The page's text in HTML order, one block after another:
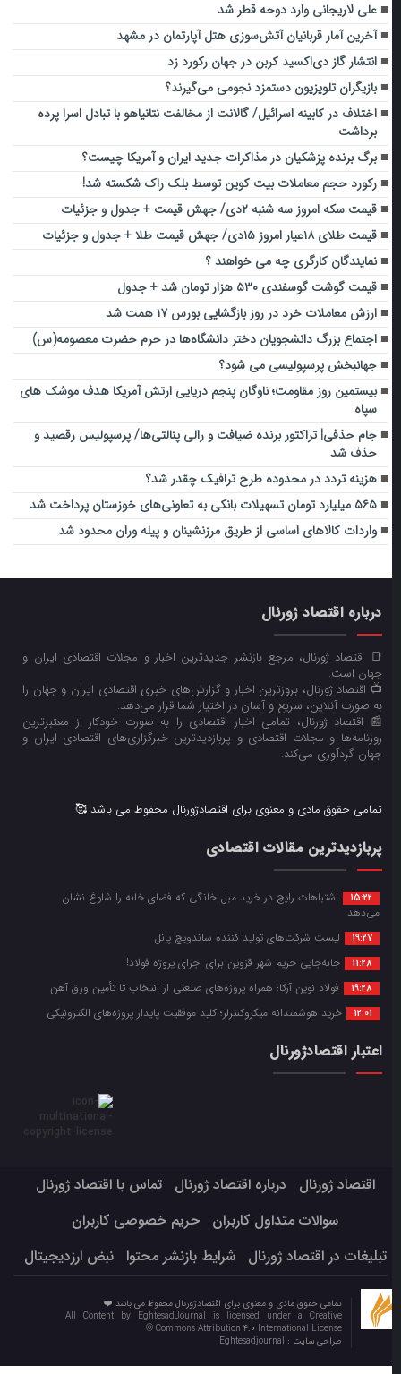
علی لاریجانی وارد دوحه قطر شد
آخرین آمار قربانیان آتش‌سوزی هتل آپارتمان در مشهد
انتشار گاز دی‌اکسید کربن در جهان رکورد زد
بازیگران تلویزیون دستمزد نجومی می‌گیرند؟
اختلاف در کابینه اسرائیل/ گالانت از مخالفت نتانیاهو با تبادل اسرا پرده
برداشت
برگ برنده پزشکیان در مذاکرات جدید ایران و آمریکا چیست؟
رکورد حجم معاملات بیت کوین توسط بلک راک شکسته شد!
قیمت سکه امروز سه شنبه ۲دی/ جهش قیمت + جدول و جزئیات
قیمت طلای ۱۸عیار امروز ۱۵دی/ جهش قیمت طلا + جدول و جزئیات
نمایندگان کارگری چه می خواهند ؟
قیمت گوشت گوسفندی ۵۳۰ هزار تومان شد + جدول
ارزش معاملات خرد در روز بازگشایی بورس ۱۷ همت شد
اجتماع بزرگ دانشجویان دختر دانشگاه‌ها در حرم حضرت معصومه(س)
جهانبخش پرسپولیسی می شود؟
بیستمین روز مقاومت؛ ناوگان پنجم دریایی ارتش آمریکا هدف موشک های
سپاه
جام حذفی| تراکتور برنده ضیافت و رالی پنالتی‌ها/ پرسپولیس رقصید و
حذف شد
هزینه تردد در محدوده طرح ترافیک چقدر شد؟
۵۶۵ میلیارد تومان تسهیلات بانکی به تعاونی‌های خوزستان پرداخت شد
واردات کالاهای اساسی از طریق مرزنشینان و پیله وران محدود شد
درباره اقتصاد ژورنال
📑 اقتصاد ژورنال، مرجع بازنشر جدیدترین اخبار و مجلات اقتصادی ایران و
جهان است.
📺 اقتصاد ژورنال، بروزترین اخبار و گزارش‌های خبری اقتصادی ایران و جهان را
به صورت آنلاین، سریع و آسان در اختیار شما قرار می‌‌دهد.
📰 اقتصاد ژورنال، تمامی اخبار اقتصادی را به صورت خودکار از معتبرترین
روزنامه‌ها و مجلات اقتصادی و پربازدیدترین خبرگزاری‌های اقتصادی ایران و
جهان گردآوری می‌کند.
تمامی حقوق مادی و معنوی برای اقتصادژورنال محفوظ می باشد 🥰
پربازدیدترین مقالات اقتصادی
15:22
اشتباهات رایج در خرید مبل خانگی که فضای خانه را شلوغ نشان
می‌دهد
19:27 لیست شرکت‌های تولید کننده ساندویچ پانل
11:28 جابه‌جایی حریم شهر قزوین برای اجرای پروژه فولاد!
19:28 فولاد نوین آرکا؛ همراه پروژه‌های صنعتی از انتخاب تا تأمین ورق آهن
12:01 خرید هوشمندانه میکروکنترلر؛ کلید موفقیت پایدار پروژه‌های الکترونیکی
اعتبار اقتصادژورنال
اقتصاد ژورنال درباره اقتصاد ژورنال
تماس با اقتصاد ژورنال
سوالات متداول کاربران
حریم خصوصی کاربران
تبلیغات در اقتصاد ژورنال
شرایط بازنشر محتوا نبض ارزدیجیتال
تمامی حقوق مادی و معنوی برای اقتصادژورنال محفوظ می باشد ❤️
All Content by EghtesadJournal is licensed under a Creative
Commons Attribution 4.0 International License ©️
طراحی سایت :Eghtesadjournal